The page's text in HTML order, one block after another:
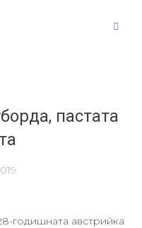
пастата
годишната австрийка